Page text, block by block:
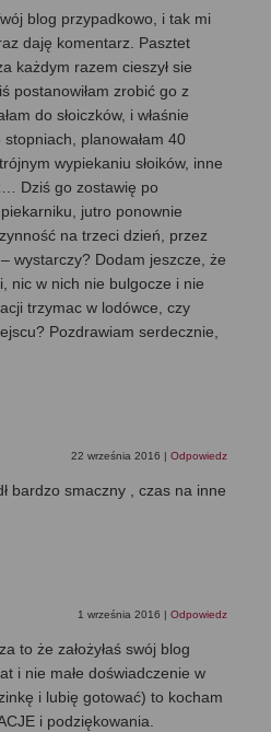
blog przypadkowo, i tak mi
daję komentarz. Pasztet
każdym razem cieszył sie
postanowiłam zrobić go z
do słoiczków, i właśnie
planowałam 40
wypiekaniu słoików, inne
Dziś go zostawię po
jutro ponownie
na trzeci dzień, przez
wystarczy? Dodam jeszcze, że
nic w nich nie bulgocze i nie
trzymac w lodówce, czy
Pozdrawiam serdecznie,
22 września 2016 | Odpowiedz
bardzo smaczny , czas na inne
1 września 2016 | Odpowiedz
to że założyłaś swój blog
i nie małe doświadczenie w
i lubię gotować) to kocham
i podziękowania.